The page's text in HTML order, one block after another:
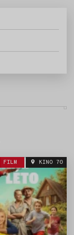
FILM KINO 70